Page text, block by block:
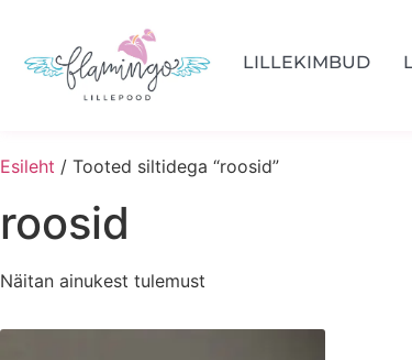
LILLEKIMBUD
Esileht / Tooted siltidega “roosid”
roosid
Näitan ainukest tulemust